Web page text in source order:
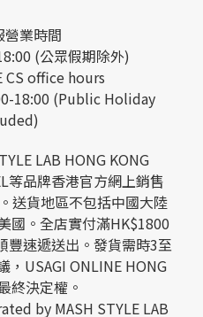
營業時間
(公眾假期除外)
CS office hours
18:00 (Public Holiday
LAB HONG KONG
等品牌香港官方網上銷售
送貨地區不包括中國大陸
國。全店實付滿HK$1800
豐速遞送出。發貨需時3至
，USAGI ONLINE HONG
終決定權。
by MASH STYLE LAB